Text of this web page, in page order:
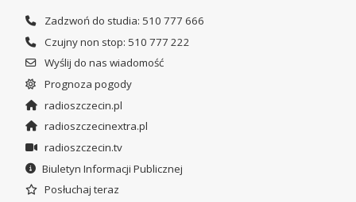
Zadzwoń do studia: 510 777 666
Czujny non stop: 510 777 222
Wyślij do nas wiadomość
Prognoza pogody
radioszczecin.pl
radioszczecinextra.pl
radioszczecin.tv
Biuletyn Informacji Publicznej
Posłuchaj teraz